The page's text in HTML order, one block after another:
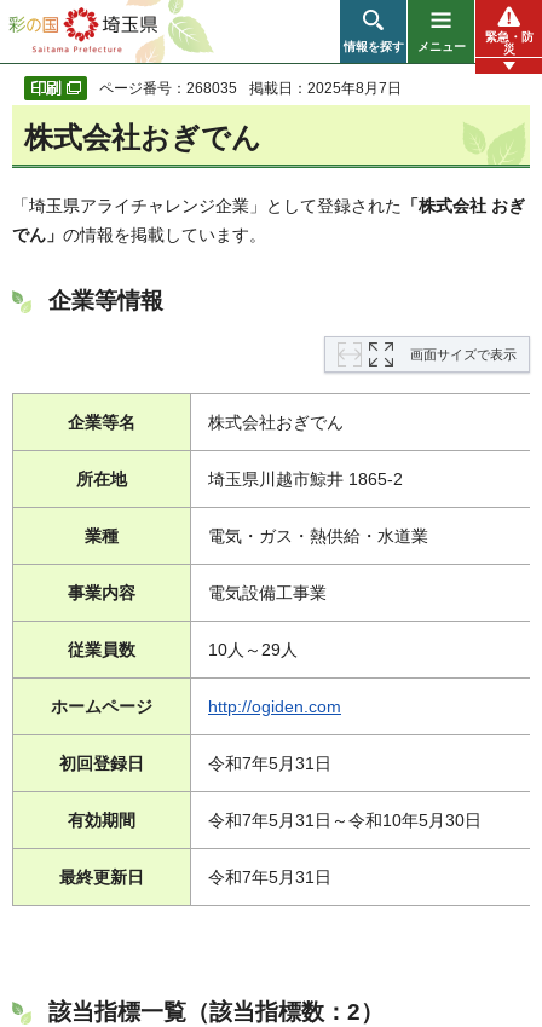
彩の国 埼玉県
情報を探す メニュー
緊急・防
災
ページ番号：268035 掲載日：2025年8月7日
株式会社おぎでん
「埼玉県アライチャレンジ企業」として登録された 「株式会社 おぎ
でん」 の情報を掲載しています。
企業等情報
画面サイズで表示
企業等名 株式会社おぎでん
所在地 埼玉県川越市鯨井 1865-2
業種 電気・ガス・熱供給・水道業
事業内容 電気設備工事業
従業員数 10人～29人
ホームページ http://ogiden.com
初回登録日 令和7年5月31日
有効期間 令和7年5月31日～令和10年5月30日
最終更新日 令和7年5月31日
該当指標一覧（該当指標数：2）